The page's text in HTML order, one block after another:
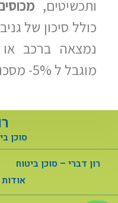
ותכשיטים,
כולל סיכון של
נמצאה ברכב או
מוגבל ל 5%- מסכום ביטוח התכולה.
סוכן
רון דברי – סוכן ביטוח
אודות